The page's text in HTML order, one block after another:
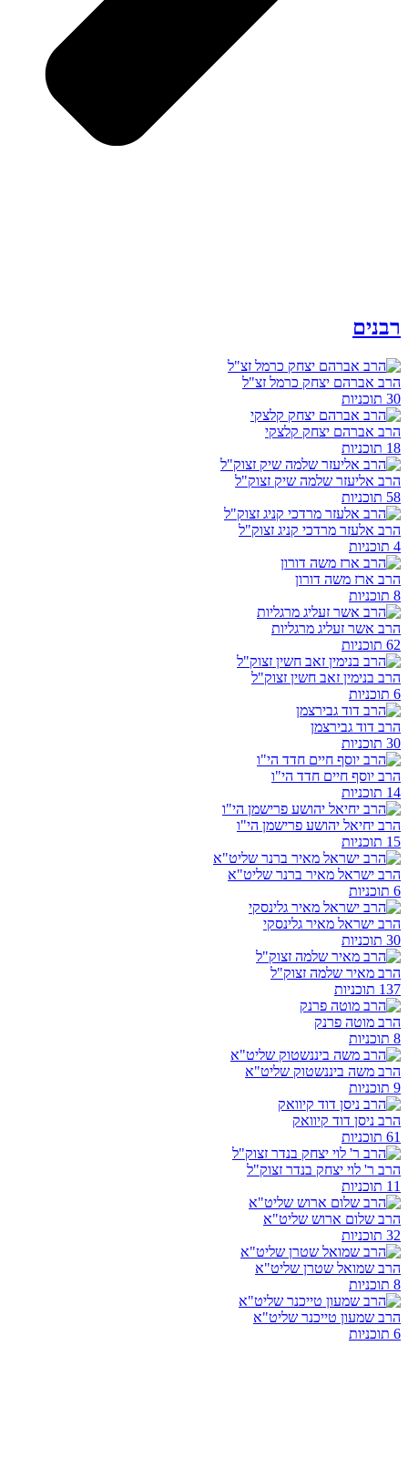
רבנים
הרב אברהם יצחק כרמל זצ"ל
30 תוכניות
הרב אברהם יצחק קלצקי
18 תוכניות
הרב אליעזר שלמה שיק זצוק"ל
58 תוכניות
הרב אלעזר מרדכי קניג זצוק"ל
4 תוכניות
הרב ארז משה דורון
8 תוכניות
הרב אשר זעליג מרגליות
62 תוכניות
הרב בנימין זאב חשין זצוק"ל
6 תוכניות
הרב דוד גבירצמן
30 תוכניות
הרב יוסף חיים חדד הי"ו
14 תוכניות
הרב יחיאל יהושע פרישמן הי"ו
15 תוכניות
הרב ישראל מאיר ברנר שליט"א
6 תוכניות
הרב ישראל מאיר גלינסקי
30 תוכניות
הרב מאיר שלמה זצוק"ל
137 תוכניות
הרב מוטה פרנק
8 תוכניות
הרב משה ביננשטוק שליט"א
9 תוכניות
הרב ניסן דוד קיוואק
61 תוכניות
הרב ר' לוי יצחק בנדר זצוק"ל
11 תוכניות
הרב שלום ארוש שליט"א
32 תוכניות
הרב שמואל שטרן שליט"א
8 תוכניות
הרב שמעון טייכנר שליט"א
6 תוכניות